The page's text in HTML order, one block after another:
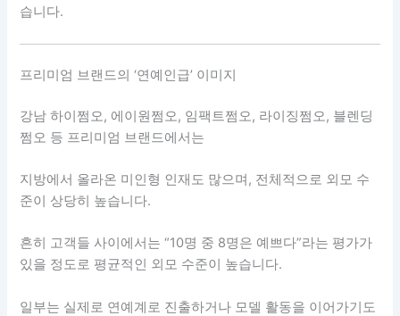
습니다.
프리미엄 브랜드의 ‘연예인급’ 이미지
강남 하이쩜오, 에이원쩜오, 임팩트쩜오, 라이징쩜오, 블렌딩
쩜오 등 프리미엄 브랜드에서는
지방에서 올라온 미인형 인재도 많으며, 전체적으로 외모 수
준이 상당히 높습니다.
흔히 고객들 사이에서는 “10명 중 8명은 예쁘다”라는 평가가
있을 정도로 평균적인 외모 수준이 높습니다.
일부는 실제로 연예계로 진출하거나 모델 활동을 이어가기도